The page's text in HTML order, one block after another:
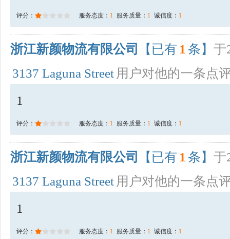
评分： 服务态度： 1 服务质量： 1 诚信度： 1
浙江新颜物流有限公司 【已有 1 条】 于
3137 Laguna Street 用户对他的一条点
1
评分： 服务态度： 1 服务质量： 1 诚信度： 1
浙江新颜物流有限公司 【已有 1 条】 于
3137 Laguna Street 用户对他的一条点
1
评分： 服务态度： 1 服务质量： 1 诚信度： 1